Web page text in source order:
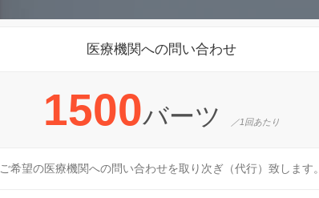
医療機関への問い合わせ
1500バーツ ／1回あたり
ご希望の医療機関への問い合わせを取り次ぎ（代行）致します。